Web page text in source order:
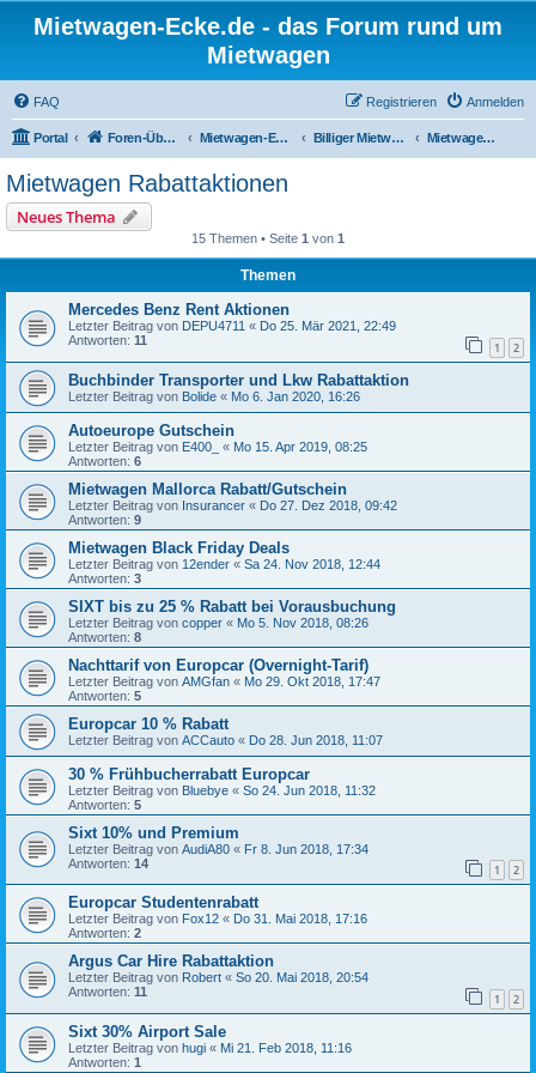
Mietwagen-Ecke.de - das Forum rund um
Mietwagen
FAQ Anmelden
Registrieren
Portal Foren-Übersicht Mietwagen-Ecke Billiger Mietwagen; Mietwagen Tipps & Gutscheine Mietwagen Rabattaktionen
Mietwagen Rabattaktionen
Neues Thema
15 Themen • Seite 1 von 1
Themen
Mercedes Benz Rent Aktionen
Letzter Beitrag von DEPU4711 « Do 25. Mär 2021, 22:49
Antworten: 11 1 2
Buchbinder Transporter und Lkw Rabattaktion
Letzter Beitrag von Bolide « Mo 6. Jan 2020, 16:26
Autoeurope Gutschein
Letzter Beitrag von E400_ « Mo 15. Apr 2019, 08:25
Antworten: 6
Mietwagen Mallorca Rabatt/Gutschein
Letzter Beitrag von Insurancer « Do 27. Dez 2018, 09:42
Antworten: 9
Mietwagen Black Friday Deals
Letzter Beitrag von 12ender « Sa 24. Nov 2018, 12:44
Antworten: 3
SIXT bis zu 25 % Rabatt bei Vorausbuchung
Letzter Beitrag von copper « Mo 5. Nov 2018, 08:26
Antworten: 8
Nachttarif von Europcar (Overnight-Tarif)
Letzter Beitrag von AMGfan « Mo 29. Okt 2018, 17:47
Antworten: 5
Europcar 10 % Rabatt
Letzter Beitrag von ACCauto « Do 28. Jun 2018, 11:07
30 % Frühbucherrabatt Europcar
Letzter Beitrag von Bluebye « So 24. Jun 2018, 11:32
Antworten: 5
Sixt 10% und Premium
Letzter Beitrag von AudiA80 « Fr 8. Jun 2018, 17:34
Antworten: 14 1 2
Europcar Studentenrabatt
Letzter Beitrag von Fox12 « Do 31. Mai 2018, 17:16
Antworten: 2
Argus Car Hire Rabattaktion
Letzter Beitrag von Robert « So 20. Mai 2018, 20:54
Antworten: 11 1 2
Sixt 30% Airport Sale
Letzter Beitrag von hugi « Mi 21. Feb 2018, 11:16
Antworten: 1